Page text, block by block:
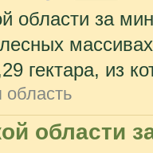
области за
лесных
гектара, из
область
области